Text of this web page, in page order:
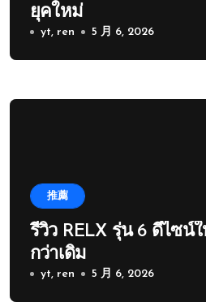
ยุคใหม่
yt, ren 5 月 6, 2026
推薦
รีวิว RELX รุ่น 6 ดีไซน์
กว่าเดิม
yt, ren 5 月 6, 2026